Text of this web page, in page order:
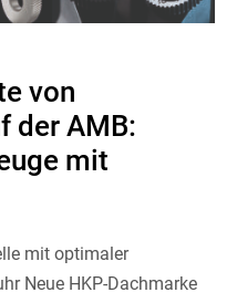
von
der AMB:
mit
mit optimaler
Neue HKP-Dachmarke